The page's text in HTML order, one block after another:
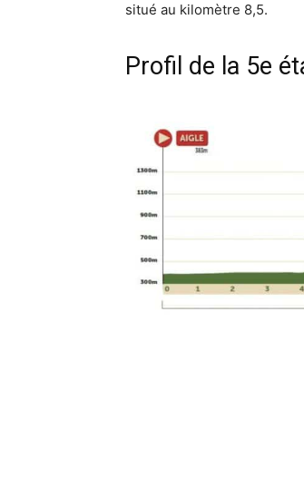
situé au kilomètre 8,5.
Profil de la 5e